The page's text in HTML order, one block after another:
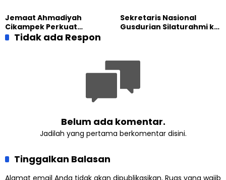
Generasi Unggul
Jemaat Ahmadiyah
Cikampek Perkuat
Komitmen Bangun Masjid
Sekretaris Nasional
Gusdurian Silaturahmi ke
Tidak ada Respon
Belum ada komentar.
Jadilah yang pertama berkomentar disini.
Tinggalkan Balasan
Alamat email Anda tidak akan dipublikasikan. Ruas yang wajib